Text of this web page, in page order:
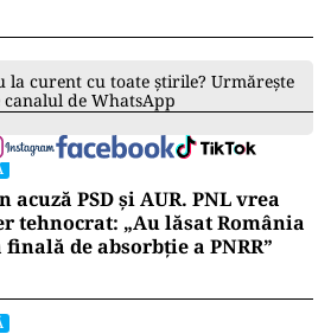
la curent cu toate știrile? Urmărește
canalul de WhatsApp
acuză PSD și AUR. PNL vrea
tehnocrat: „Au lăsat România
de absorbţie a PNRR”